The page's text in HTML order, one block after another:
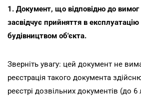
1. Документ, що відповідно до вимог
засвідчує прийняття в експлуатацію
будівництвом об'єкта.
Зверніть увагу: цей документ не
реєстрація такого документа
реєстрі дозвільних документів (до